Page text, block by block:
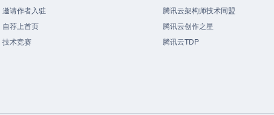
邀请作者入驻
自荐上首页
技术竞赛
腾讯云架构师技术同盟
腾讯云创作之星
腾讯云TDP